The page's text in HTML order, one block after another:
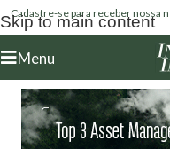
Skip to main content
Cadastre-se para receber nossa
Menu